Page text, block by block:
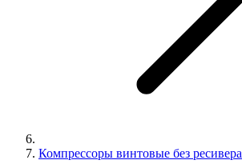
Компрессоры винтовые без ресивера